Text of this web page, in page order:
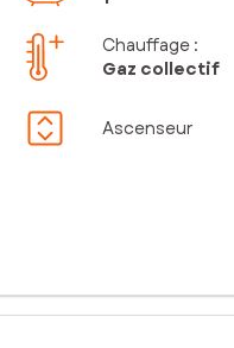
Chauffage :
Gaz collectif
Ascenseur